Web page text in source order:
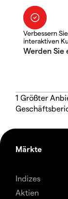
Verbessern
interaktiven
1 Größter
Märkte
Indizes
Aktien